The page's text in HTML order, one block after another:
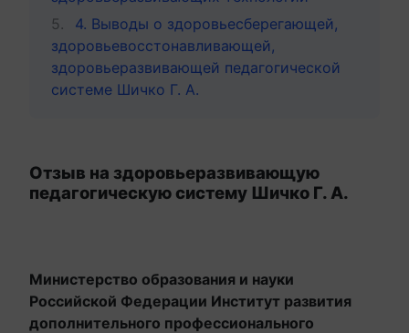
4. Выводы о здоровьесберегающей,
здоровьевосстонавливающей,
здоровьеразвивающей педагогической
системе Шичко Г. А.
Отзыв на здоровьеразвивающую
педагогическую систему Шичко Г. А.
Министерство образования и науки
Российской Федерации Институт развития
дополнительного профессионального